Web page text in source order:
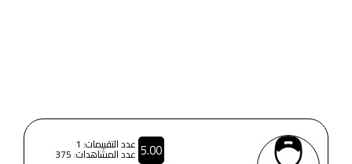
5.00 عدد التقييمات: 1
عدد المشاهدات: 375